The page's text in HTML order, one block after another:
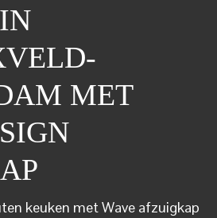
MET
keuken met Wave afzuigkap